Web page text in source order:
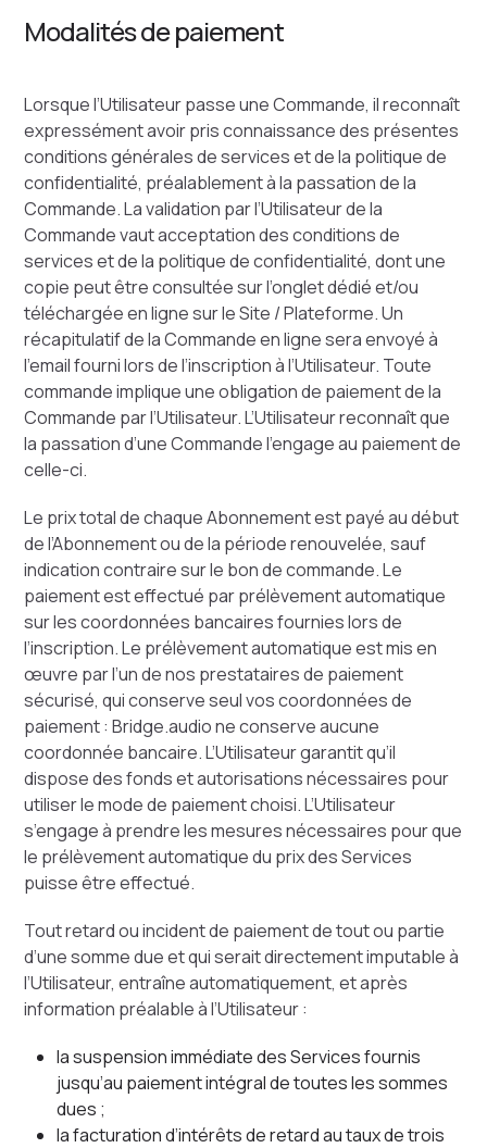
Modalités de paiement
Lorsque l’Utilisateur passe une Commande, il reconnaît
expressément avoir pris connaissance des présentes
conditions générales de services et de la politique de
confidentialité, préalablement à la passation de la
Commande. La validation par l’Utilisateur de la
Commande vaut acceptation des conditions de
services et de la politique de confidentialité, dont une
copie peut être consultée sur l’onglet dédié et/ou
téléchargée en ligne sur le Site / Plateforme. Un
récapitulatif de la Commande en ligne sera envoyé à
l’email fourni lors de l’inscription à l’Utilisateur. Toute
commande implique une obligation de paiement de la
Commande par l’Utilisateur. L’Utilisateur reconnaît que
la passation d’une Commande l’engage au paiement de
celle-ci.
Le prix total de chaque Abonnement est payé au début
de l’Abonnement ou de la période renouvelée, sauf
indication contraire sur le bon de commande. Le
paiement est effectué par prélèvement automatique
sur les coordonnées bancaires fournies lors de
l’inscription. Le prélèvement automatique est mis en
œuvre par l’un de nos prestataires de paiement
sécurisé, qui conserve seul vos coordonnées de
paiement : Bridge.audio ne conserve aucune
coordonnée bancaire. L’Utilisateur garantit qu’il
dispose des fonds et autorisations nécessaires pour
utiliser le mode de paiement choisi. L’Utilisateur
s’engage à prendre les mesures nécessaires pour que
le prélèvement automatique du prix des Services
puisse être effectué.
Tout retard ou incident de paiement de tout ou partie
d’une somme due et qui serait directement imputable à
l’Utilisateur, entraîne automatiquement, et après
information préalable à l’Utilisateur :
la suspension immédiate des Services fournis
jusqu’au paiement intégral de toutes les sommes
dues ;
la facturation d’intérêts de retard au taux de trois